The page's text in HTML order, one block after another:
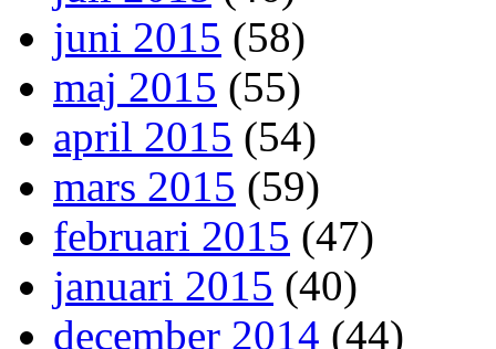
juni 2015 (58)
maj 2015 (55)
april 2015 (54)
mars 2015 (59)
februari 2015 (47)
januari 2015 (40)
december 2014 (44)